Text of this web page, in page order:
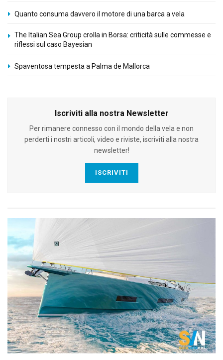
Quanto consuma davvero il motore di una barca a vela
The Italian Sea Group crolla in Borsa: criticità sulle commesse e
riflessi sul caso Bayesian
Spaventosa tempesta a Palma de Mallorca
Iscriviti alla nostra Newsletter
Per rimanere connesso con il mondo della vela e non
perderti i nostri articoli, video e riviste, iscriviti alla nostra
newsletter!
ISCRIVITI